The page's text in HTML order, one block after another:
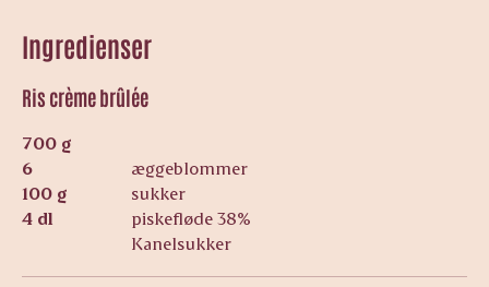
Ingredienser
Ris crème brûlée
700 g
6
æggeblommer
100 g
sukker
4 dl
piskefløde 38%
Kanelsukker